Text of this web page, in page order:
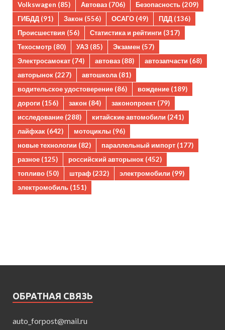
Volkswagen (85) Автоваз (706) Безопасность (209)
ГИБДД (91) Закон (556) ОСАГО (49) ПДД (136)
Происшествия (56) Статистика и рейтинги (317)
Техосмотр (80) УАЗ (85) Экзамен (57)
Электросамокат (74) автоваз (88) автозапчасти (68)
авторынок (227) автошкола(81)
водительское удостоверение (86) вождение (189)
дороги (156) закон (84) законопроект (79)
исследование (288) китайские автомобили (241)
лайфхак (642) мотоциклы (96)
новые технологии (82) параллельный импорт (177)
разное (125) российский авторынок (452)
топливо (50) штраф (232) электромобили (99)
электромобиль (151)
ОБРАТНАЯ СВЯЗЬ
auto_forpost@mail.ru